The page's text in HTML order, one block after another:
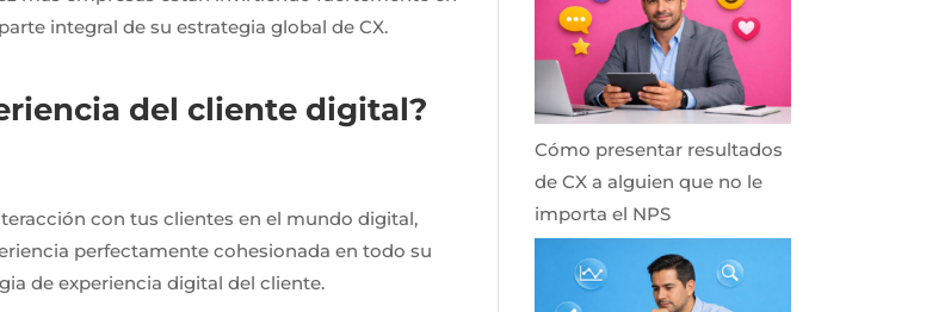
integral de su estrategia global de CX.
del cliente digital?
con tus clientes en el mundo digital,
perfectamente cohesionada en todo su
de experiencia digital del cliente.
Cómo presentar resultados
de CX a alguien que no le
importa el NPS